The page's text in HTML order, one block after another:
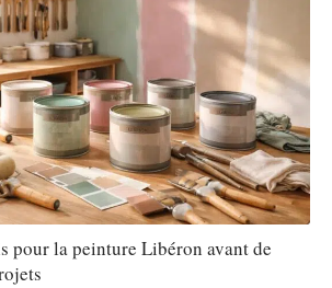
pour la peinture Libéron avant de